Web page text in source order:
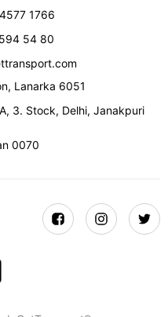
1766
54 80
, Lanarka 6051
3. Stock, Delhi,Janakpuri
0070